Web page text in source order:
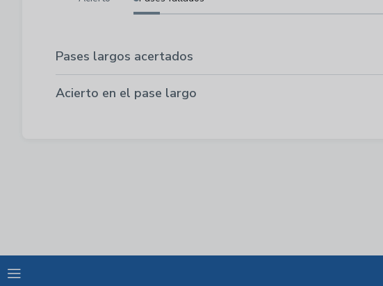
Pases largos acertados
Acierto en el pase largo